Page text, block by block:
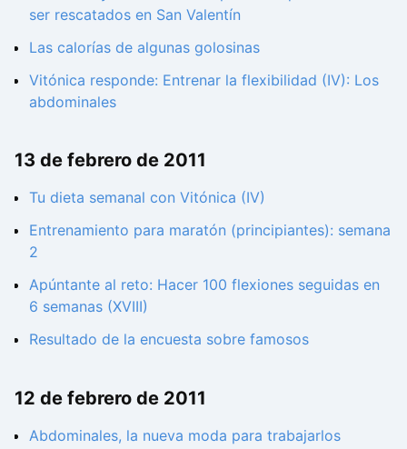
ser rescatados en San Valentín
Las calorías de algunas golosinas
Vitónica responde: Entrenar la flexibilidad (IV): Los
abdominales
13 de febrero de 2011
Tu dieta semanal con Vitónica (IV)
Entrenamiento para maratón (principiantes): semana
2
Apúntante al reto: Hacer 100 flexiones seguidas en
6 semanas (XVIII)
Resultado de la encuesta sobre famosos
12 de febrero de 2011
Abdominales, la nueva moda para trabajarlos